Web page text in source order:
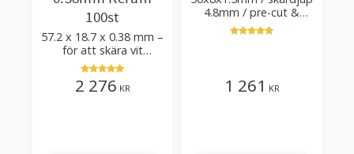
100st
57.2 x 18.7 x 0.38 mm –
för att skära vit
plastfilm med tillsatser
2 276 KR
4.8mm / pre-cut &
post-cut 0.84xTm /
skärvinkel 50°
1 261 KR